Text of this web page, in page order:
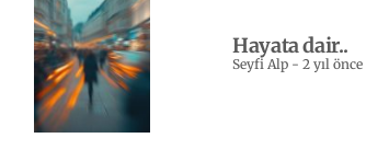
Hayata dair..
Seyfi Alp - 2 yıl önce